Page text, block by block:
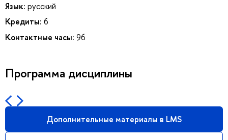
Язык: русский
Кредиты: 6
Контактные часы: 96
Программа дисциплины
Дополнительные материалы в LMS